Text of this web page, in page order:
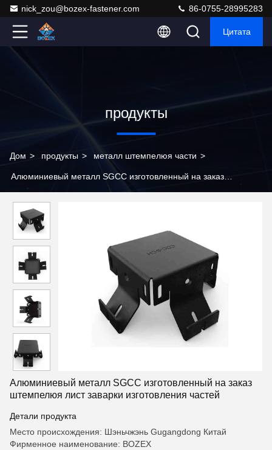
nick_zou@bozex-fastener.com 86-0755-28995283
Цитата
продукты
Дом > продукты > металл штемпелюя части >
Алюминиевый металл SGCC изготовленный на заказ
Алюминиевый металл SGCC изготовленный на заказ
штемпелюя лист заварки изготовления частей
Детали продукта
Место происхождения: Шэньчжэнь Gugangdong Китай
Фирменное наименование: BOZEX